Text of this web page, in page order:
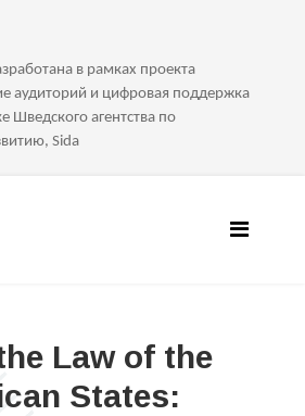
в рамках проекта
аудиторий и цифровая поддержка
Шведского агентства по
Sida
Law of the
States: